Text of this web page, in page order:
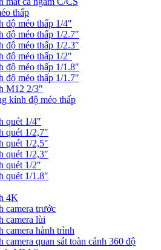
thấp
độ méo thấp 1/4″
độ méo thấp 1/2.7″
độ méo thấp 1/2.3″
độ méo thấp 1/2″
độ méo thấp 1/1.8″
độ méo thấp 1/1.7″
M12 2/3″
kính độ méo thấp
quét 1/4″
quét 1/2,7″
quét 1/2,5″
quét 1/2,3″
quét 1/2″
quét 1/1.8″
4K
camera trước
camera lùi
camera hành trình
camera quan sát toàn cảnh 360 độ